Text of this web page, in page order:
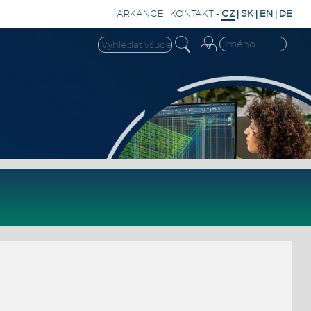
ARKANCE | KONTAKT- CZ |SK | EN | DE